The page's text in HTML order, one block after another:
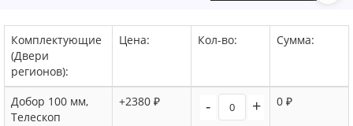
Комплектующие
(Двери
регионов):
Цена: Кол-во: Сумма:
Добор 100 мм,
Телескоп
+2380 ₽ - + 0 ₽